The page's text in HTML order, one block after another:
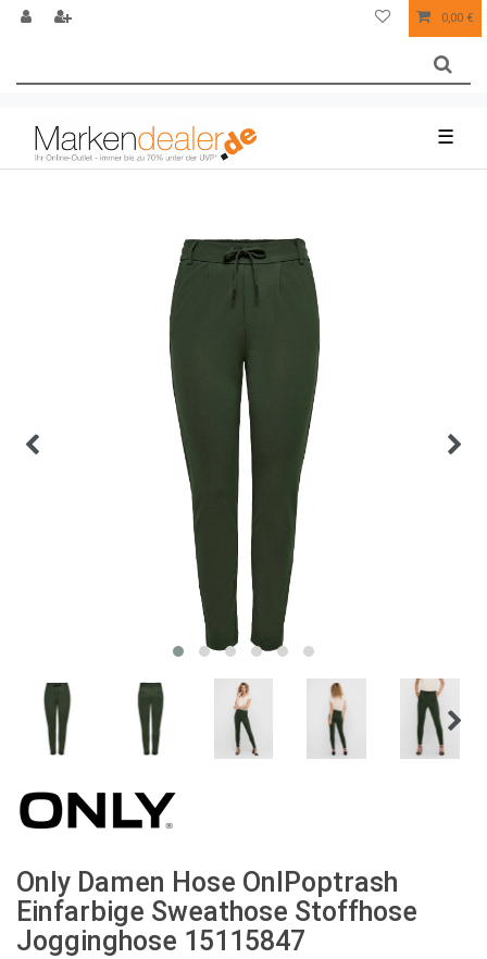
0,00 €
☰
Only Damen Hose OnlPoptrash
Einfarbige Sweathose Stoffhose
Jogginghose 15115847